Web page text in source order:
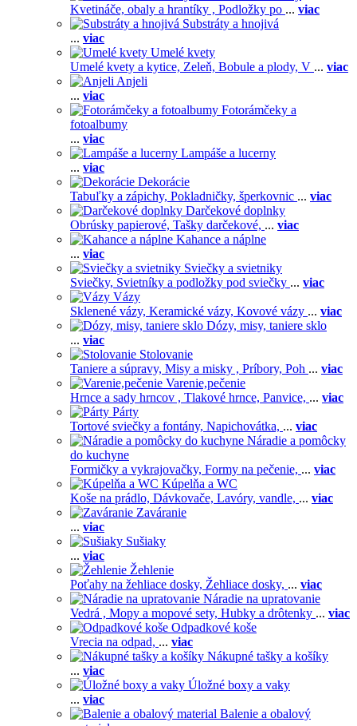
Kvetináče, obaly a hrantíky , Podložky po ... viac
Substráty a hnojivá
... viac
Umelé kvety
Umelé kvety a kytice, Zeleň, Bobule a plody, V ... viac
Anjeli
... viac
Fotorámčeky a
fotoalbumy
... viac
Lampáše a lucerny
... viac
Dekorácie
Tabuľky a zápichy, Pokladničky, šperkovnic ... viac
Darčekové doplnky
Obrúsky papierové, Tašky darčekové, ... viac
Kahance a náplne
... viac
Sviečky a svietniky
Sviečky, Svietníky a podložky pod sviečky ... viac
Vázy
Sklenené vázy, Keramické vázy, Kovové vázy ... viac
Dózy, misy, taniere sklo
... viac
Stolovanie
Taniere a súpravy, Misy a misky , Príbory, Poh ... viac
Varenie,pečenie
Hrnce a sady hrncov , Tlakové hrnce, Panvice, ... viac
Párty
Tortové sviečky a fontány, Napichovátka, ... viac
Náradie a pomôcky
do kuchyne
Formičky a vykrajovačky, Formy na pečenie, ... viac
Kúpelňa a WC
Koše na prádlo, Dávkovače, Lavóry, vandle, ... viac
Zaváranie
... viac
Sušiaky
... viac
Žehlenie
Poťahy na žehliace dosky, Žehliace dosky, ... viac
Náradie na upratovanie
Vedrá , Mopy a mopové sety, Hubky a drôtenky ... viac
Odpadkové koše
Vrecia na odpad, ... viac
Nákupné tašky a košíky
... viac
Úložné boxy a vaky
... viac
Balenie a obalový